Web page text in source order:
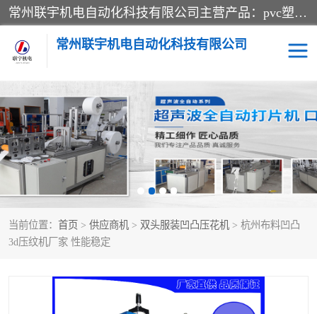
常州联宇机电自动化科技有限公司主营产品：pvc塑料焊机、高频热合机、软膜天花压边机、服装布料凹凸压花机、布料3d压印设备、服装植胶设备、超声波布料花边机、无纺布热合机、全自动压花机。
常州联宇机电自动化科技有限公司
当前位置： 首页 > 供应商机 > 双头服装凹凸压花机 > 杭州布料凹凸
3d压纹机厂家 性能稳定
压花定型机以及压花模具 超声波热合机
高频热合机 超声波花边机
超声波复合压花机 凹凸压花机压标机
3040凹凸压花机 双头服装凹凸压花机
自动超声波打片成型机